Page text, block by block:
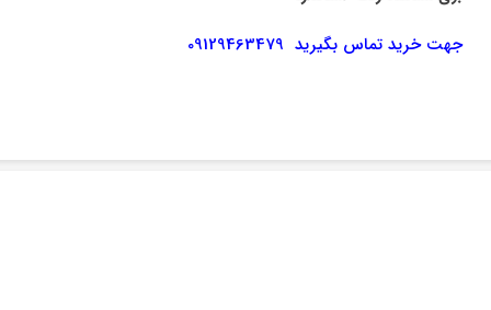
جهت خرید تماس بگیرید 09129463479